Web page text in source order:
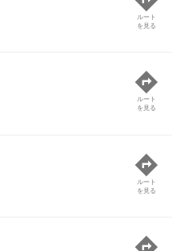
ルート
を見る
ルート
を見る
ルート
を見る